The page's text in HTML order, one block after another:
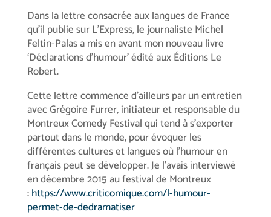
Dans la lettre consacrée aux langues de France
qu’il publie sur L’Express, le journaliste Michel
Feltin-Palas a mis en avant mon nouveau livre
‘Déclarations d’humour’ édité aux Éditions Le
Robert.
Cette lettre commence d’ailleurs par un entretien
avec Grégoire Furrer, initiateur et responsable du
Montreux Comedy Festival qui tend à s’exporter
partout dans le monde, pour évoquer les
différentes cultures et langues où l’humour en
français peut se développer. Je l’avais interviewé
en décembre 2015 au festival de Montreux
:https://www.criticomique.com/l-humour-
permet-de-dedramatiser